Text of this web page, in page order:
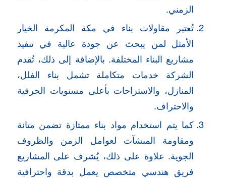
الزمني.
تُعتبر مقاولات بناء في مكة المكرمة الخيار
الأمثل لمن يبحث عن جودة عالية في تنفيذ
مشاريع البناء المختلفة. بالإضافة إلى ذلك، تُقدم
الشركة خدمات متكاملة تشمل بناء الفلل،
المنازل، والاستراحات بأعلى مستويات الحرفية
والاحتراف.
كما يتم استخدام مواد بناء ممتازة تضمن متانة
ومقاومة المنشآت لعوامل الزمن والظروف
الجوية. علاوة على ذلك، يُشرف على المشاريع
فريق هندسي متخصص يعمل بدقة واحترافية